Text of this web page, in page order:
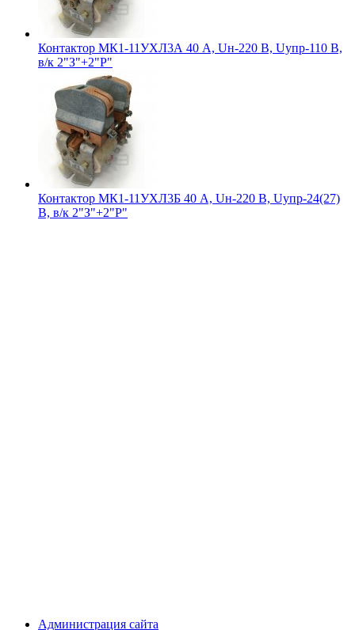
Контактор МК1-11УХЛ3А 40 А, Uн-220 В, Uупр-110 В,
в/к 2"З"+2"Р"
Контактор МК1-11УХЛ3Б 40 А, Uн-220 В, Uупр-24(27)
В, в/к 2"З"+2"Р"
Администрация сайта